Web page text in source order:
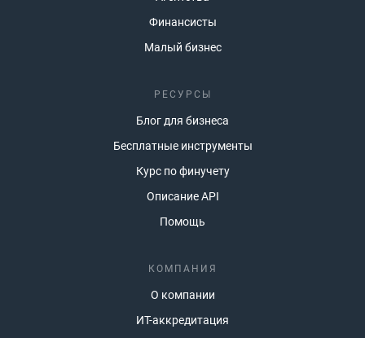
Финансисты
Малый бизнес
РЕСУРСЫ
Блог для бизнеса
Бесплатные инструменты
Курс по финучету
Описание API
Помощь
КОМПАНИЯ
О компании
ИТ-аккредитация